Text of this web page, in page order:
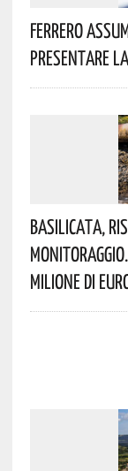
Ferrero
Presentare
Basilicata,
Milione Di